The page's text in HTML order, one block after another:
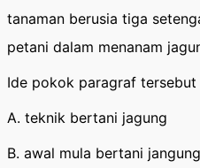
tanaman berusia tiga
petani dalam menanam
Ide pokok paragraf
A. teknik bertani jagung
B. awal mula bertani jangung